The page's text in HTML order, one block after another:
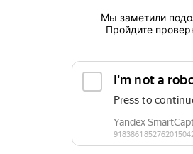
Мы заметили
Пройдите